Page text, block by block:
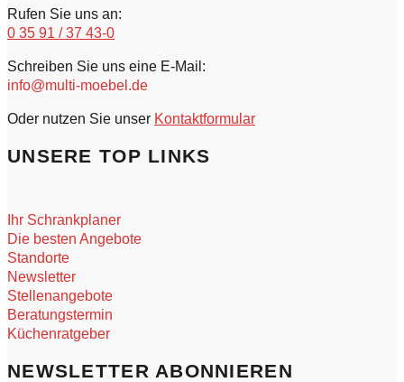
Rufen Sie uns an:
0 35 91 / 37 43-0
Schreiben Sie uns eine E-Mail:
info@multi-moebel.de
Oder nutzen Sie unser Kontaktformular
UNSERE TOP LINKS
Ihr Schrankplaner
Die besten Angebote
Standorte
Newsletter
Stellenangebote
Beratungstermin
Küchenratgeber
NEWSLETTER ABONNIEREN